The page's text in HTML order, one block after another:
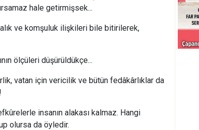
hale getirmişsek...
komşuluk ilişkileri bile bitirilerek,
ölçüleri düşürüldükçe...
için vericilik ve bütün fedâkârlıklar da
insanın alakası kalmaz. Hangi
olursa da öyledir.